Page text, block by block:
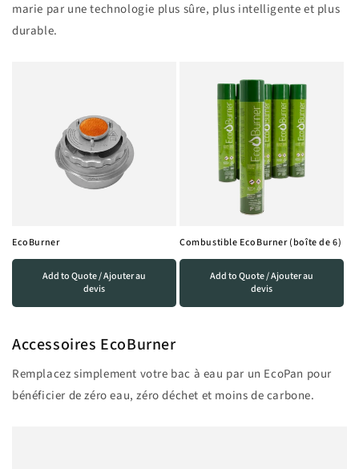
marie par une technologie plus sûre, plus intelligente et plus
durable.
EcoBurner
Add to Quote / Ajouter au
devis
Combustible EcoBurner (boîte de 6)
Add to Quote / Ajouter au
devis
Accessoires EcoBurner
Remplacez simplement votre bac à eau par un EcoPan pour
bénéficier de zéro eau, zéro déchet et moins de carbone.